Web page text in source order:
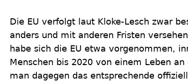
Die EU verfolgt laut Kloke-Lesch zwar
anders und mit anderen Fristen
habe sich die EU etwa vorgenommen,
Menschen bis 2020 von einem Leben
man dagegen das entsprechende